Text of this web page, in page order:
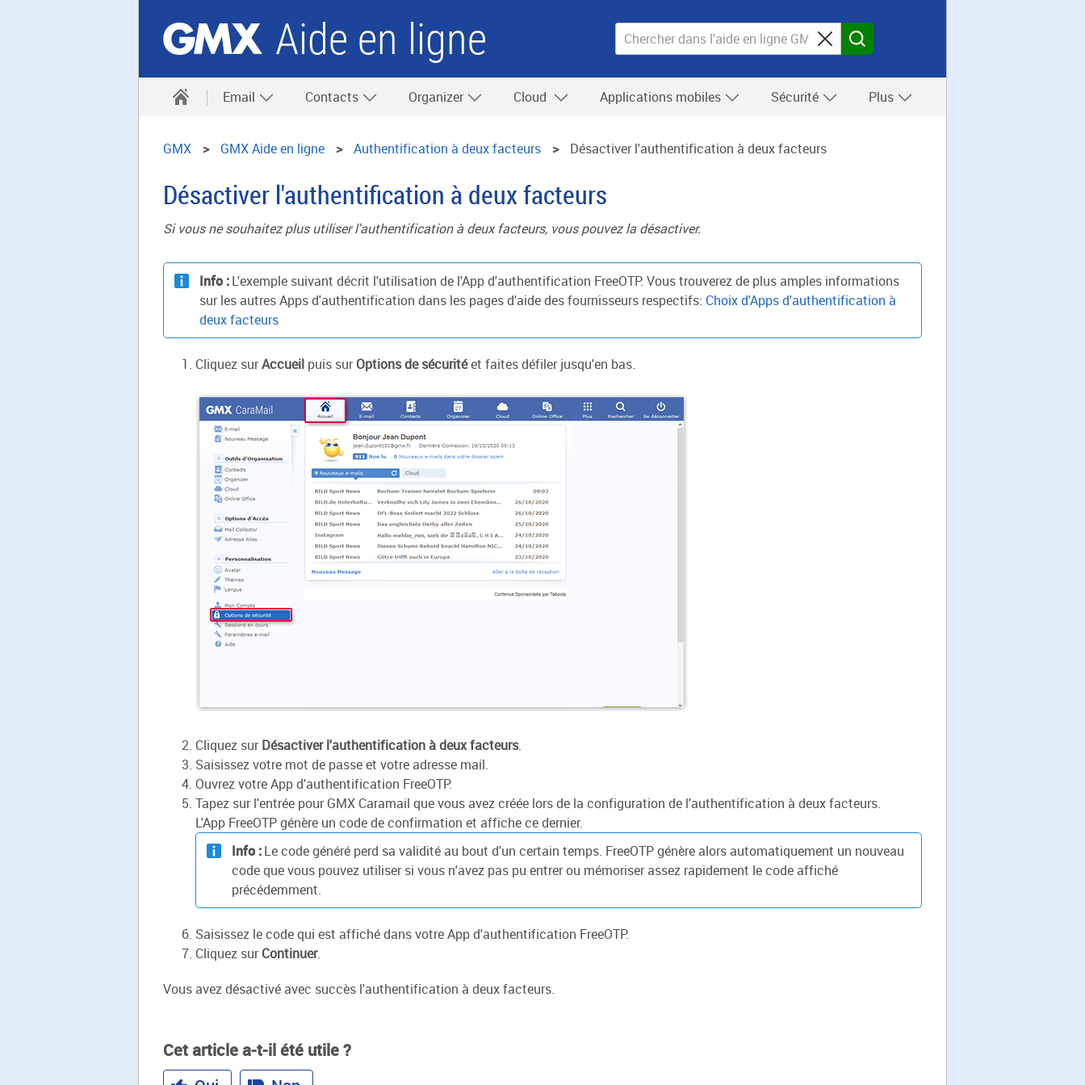
Aide en ligne
Email Contacts Organizer Cloud Applications mobiles Sécurité Plus
GMX GMX Aide en ligne Authentification à deux facteurs Désactiver l'authentification à deux facteurs
Désactiver l'authentification à deux facteurs
Si vous ne souhaitez plus utiliser l'authentification à deux facteurs, vous pouvez la désactiver.
Info :L'exemple suivant décrit l'utilisation de l'App d'authentification FreeOTP. Vous trouverez de plus amples informations
sur les autres Apps d'authentification dans les pages d'aide des fournisseurs respectifs: Choix d'Apps d'authentification à
deux facteurs
Cliquez surAccueil puis surOptions de sécuritéet faites défiler jusqu'en bas.
Cliquez surDésactiver l'authentification à deux facteurs.
Saisissez votre mot de passe et votre adresse mail.
Ouvrez votre App d'authentification FreeOTP.
Tapez sur l'entrée pour GMX Caramail que vous avez créée lors de la configuration de l'authentification à deux facteurs.
L'App FreeOTP génère un code de confirmation et affiche ce dernier.
Info :Le code généré perd sa validité au bout d'un certain temps. FreeOTP génère alors automatiquement un nouveau
code que vous pouvez utiliser si vous n'avez pas pu entrer ou mémoriser assez rapidement le code affiché
précédemment.
Saisissez le code qui est affiché dans votre App d'authentification FreeOTP.
Cliquez surContinuer.
Vous avez désactivé avec succès l'authentification à deux facteurs.
Cet article a-t-il été utile ?